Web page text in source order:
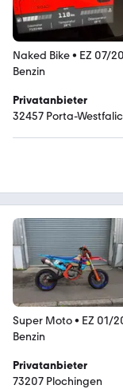
Naked Bike• EZ 07/
Benzin
Privatanbieter
32457 Porta-
Super Moto• EZ 01/
Benzin
Privatanbieter
73207 Plochingen